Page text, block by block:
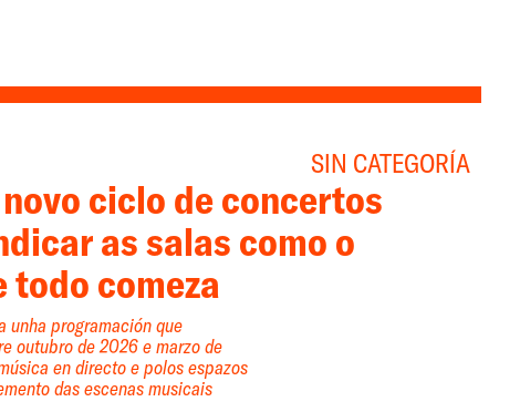
SIN CATEGORÍA
novo ciclo de concertos
as salas como o
todo comeza
unha programación que
outubro de 2026 e marzo de
en directo e polos espazos
das escenas musicais